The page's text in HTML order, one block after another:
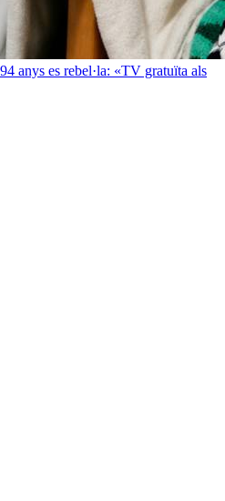
anys es rebel·la: «TV gratuïta als